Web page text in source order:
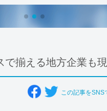
揃える地方企業も
この記事をSNS